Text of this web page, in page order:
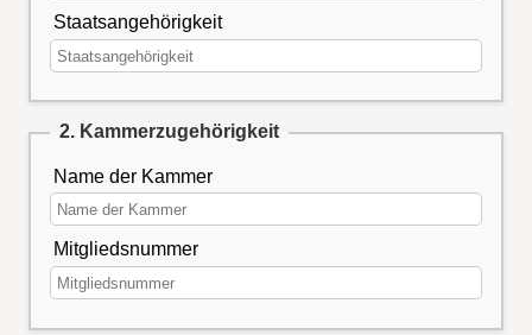
Staatsangehörigkeit
2. Kammerzugehörigkeit
Name der Kammer
Mitgliedsnummer